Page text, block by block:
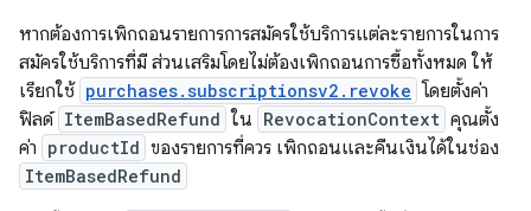
หากต้องการเพิกถอนรายการการสมัครใช้บริการแต่ละรายการในการ
สมัครใช้บริการที่มี ส่วนเสริมโดยไม่ต้องเพิกถอนการซื้อทั้งหมด ให้
เรียกใช้ purchases.subscriptionsv2.revoke โดยตั้งค่า
ฟิลด์ ItemBasedRefund ใน RevocationContext คุณตั้ง
ค่า productId ของรายการที่ควร เพิกถอนและคืนเงินได้ในช่อง
ItemBasedRefund